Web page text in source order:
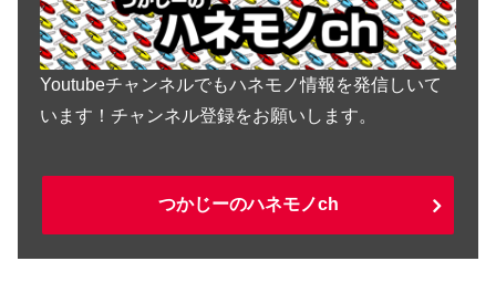
Youtubeチャンネルでもハネモノ情報を発信しいて
います！チャンネル登録をお願いします。
つかじーのハネモノch